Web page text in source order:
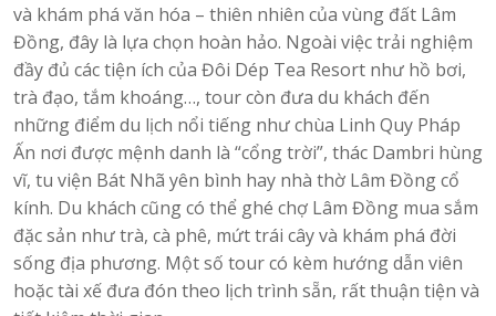
và khám phá văn hóa – thiên nhiên của vùng đất Lâm
Đồng, đây là lựa chọn hoàn hảo. Ngoài việc trải nghiệm
đầy đủ các tiện ích của Đôi Dép Tea Resort như hồ bơi,
trà đạo, tắm khoáng…, tour còn đưa du khách đến
những điểm du lịch nổi tiếng như chùa Linh Quy Pháp
Ấn nơi được mệnh danh là “cổng trời”, thác Dambri hùng
vĩ, tu viện Bát Nhã yên bình hay nhà thờ Lâm Đồng cổ
kính. Du khách cũng có thể ghé chợ Lâm Đồng mua sắm
đặc sản như trà, cà phê, mứt trái cây và khám phá đời
sống địa phương. Một số tour có kèm hướng dẫn viên
hoặc tài xế đưa đón theo lịch trình sẵn, rất thuận tiện và